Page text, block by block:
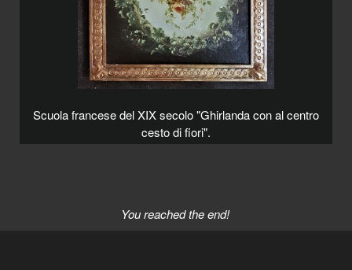
Scuola francese del XIX secolo "Ghirlanda con al centro
cesto di fiori".
You reached the end!